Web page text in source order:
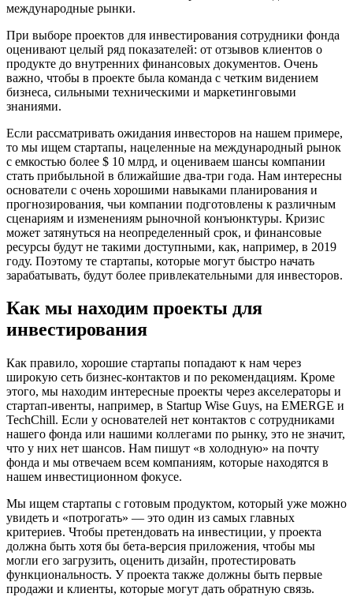
международные рынки.
При выборе проектов для инвестирования сотрудники фонда
оценивают целый ряд показателей: от отзывов клиентов о
продукте до внутренних финансовых документов. Очень
важно, чтобы в проекте была команда с четким видением
бизнеса, сильными техническими и маркетинговыми
знаниями.
Если рассматривать ожидания инвесторов на нашем примере,
то мы ищем стартапы, нацеленные на международный рынок
с емкостью более $ 10 млрд, и оцениваем шансы компании
стать прибыльной в ближайшие два-три года. Нам интересны
основатели с очень хорошими навыками планирования и
прогнозирования, чьи компании подготовлены к различным
сценариям и изменениям рыночной конъюнктуры. Кризис
может затянуться на неопределенный срок, и финансовые
ресурсы будут не такими доступными, как, например, в 2019
году. Поэтому те стартапы, которые могут быстро начать
зарабатывать, будут более привлекательными для инвесторов.
Как мы находим проекты для
инвестирования
Как правило, хорошие стартапы попадают к нам через
широкую сеть бизнес-контактов и по рекомендациям. Кроме
этого, мы находим интересные проекты через акселераторы и
стартап-ивенты, например, в Startup Wise Guys, на EMERGE и
TechChill. Если у основателей нет контактов с сотрудниками
нашего фонда или нашими коллегами по рынку, это не значит,
что у них нет шансов. Нам пишут «в холодную» на почту
фонда и мы отвечаем всем компаниям, которые находятся в
нашем инвестиционном фокусе.
Мы ищем стартапы с готовым продуктом, который уже можно
увидеть и «потрогать» — это один из самых главных
критериев. Чтобы претендовать на инвестиции, у проекта
должна быть хотя бы бета-версия приложения, чтобы мы
могли его загрузить, оценить дизайн, протестировать
функциональность. У проекта также должны быть первые
продажи и клиенты, которые могут дать обратную связь.